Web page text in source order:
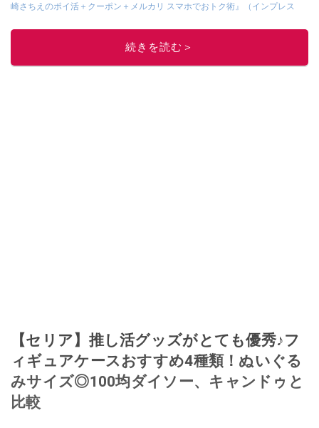
崎さちえのポイ活＋クーポン＋メルカリ スマホでおトク術』（インプレス
的に稼ぐ！』（翔泳社刊）
■経歴：2003年、夫が子育てをするために、突然会社を辞める。翌月からの
続きを読む＞
【セリア】推し活グッズがとても優秀♪フ
ィギュアケースおすすめ4種類！ぬいぐる
みサイズ◎100均ダイソー、キャンドゥと
比較